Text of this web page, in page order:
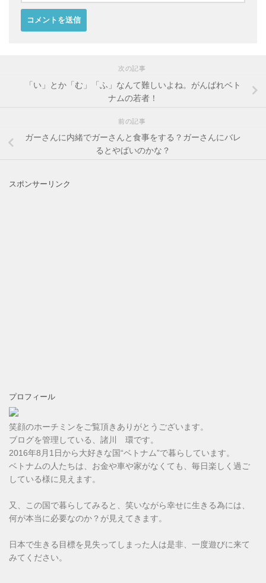
次の記事
「い」とか「む」「ふ」なんて難しいよね。がんばれベト
ナムの若者！
前の記事
ガーさんに内緒でガーさんと食事をする？ガーさんにバレ
るとやばいのかな？
スポンサーリンク
プロフィール
笑顔のホーチミンをご覧頂きありがとうございます。
ブログを管理している、諸川 環です。
2016年8月1日から大好きな国“ベトナム”で暮らしています。
ベトナムの人たちは、お金や車や家がなくても、毎日楽しく過ご
している様に見えます。
又、この国で暮らしてみると、笑いながら幸せに生きる為には、
何が本当に必要なのか？が見えてきます。
日本で生きる目標を見失ってしまった人は是非、一度遊びに来て
みてください。